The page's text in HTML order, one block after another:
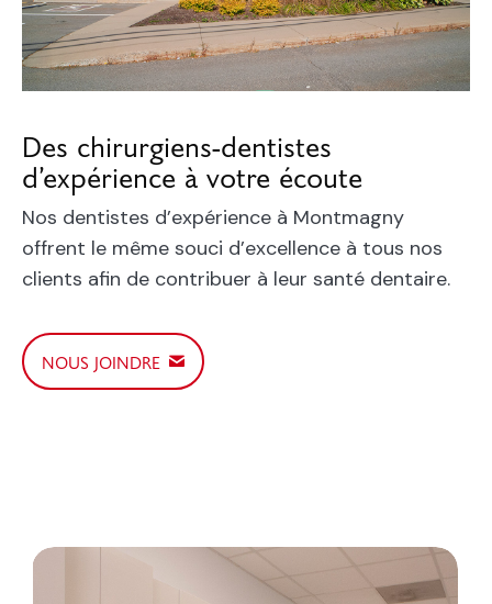
Des chirurgiens-dentistes
d’expérience à votre écoute
Nos dentistes d’expérience à Montmagny
offrent le même souci d’excellence à tous nos
clients afin de contribuer à leur santé dentaire.
NOUS JOINDRE